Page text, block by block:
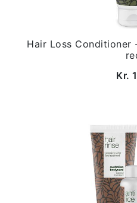
Hair Loss
Kr.